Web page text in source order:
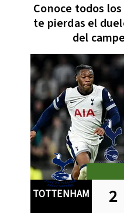
Conoce todos
te pierdas el
del
TOTTENHAM 2